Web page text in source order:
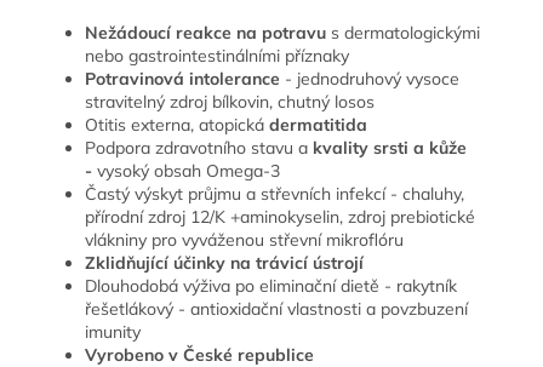
Nežádoucí reakce na potravu s dermatologickými
nebo gastrointestinálními příznaky
Potravinová intolerance - jednodruhový vysoce
stravitelný zdroj bílkovin, chutný losos
Otitis externa, atopická dermatitida
Podpora zdravotního stavu a kvality srsti a kůže
- vysoký obsah Omega-3
Častý výskyt průjmu a střevních infekcí - chaluhy,
přírodní zdroj 12/K +aminokyselin, zdroj prebiotické
vlákniny pro vyváženou střevní mikroflóru
Zklidňující účinky na trávicí ústrojí
Dlouhodobá výživa po eliminační dietě - rakytník
řešetlákový - antioxidační vlastnosti a povzbuzení
imunity
Vyrobeno v České republice